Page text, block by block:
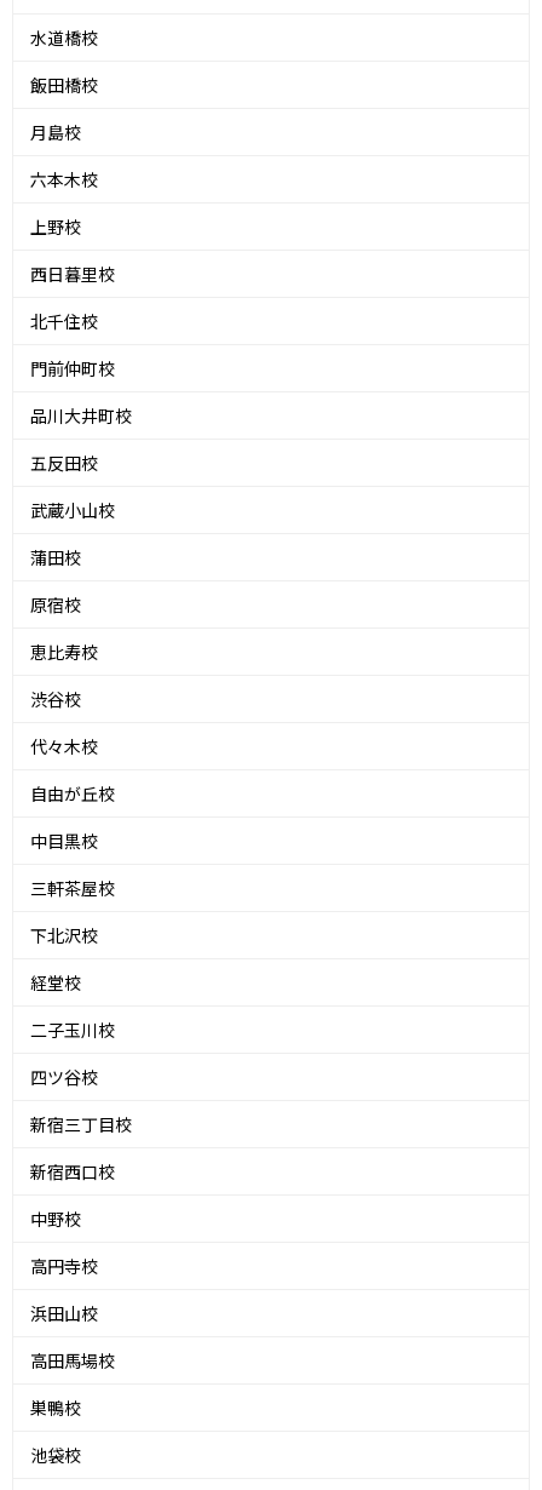
水道橋校
飯田橋校
月島校
六本木校
上野校
西日暮里校
北千住校
門前仲町校
品川大井町校
五反田校
武蔵小山校
蒲田校
原宿校
恵比寿校
渋谷校
代々木校
自由が丘校
中目黒校
三軒茶屋校
下北沢校
経堂校
二子玉川校
四ツ谷校
新宿三丁目校
新宿西口校
中野校
高円寺校
浜田山校
高田馬場校
巣鴨校
池袋校